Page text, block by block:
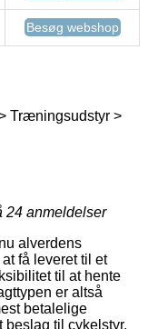
Besøg webshop
Træningsudstyr >
24 anmeldelser
alverdens
få leveret til et
til at hente
er altså
betalelige
beslag til cykelstyr.